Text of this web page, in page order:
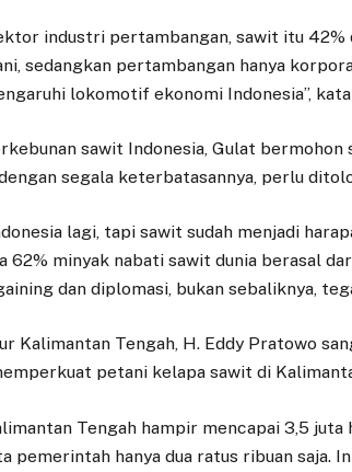
industri pertambangan, sawit itu 42%
sedangkan pertambangan hanya
lokomotif ekonomi Indonesia”,
sawit Indonesia, Gulat bermohon
segala keterbatasannya, perlu
lagi, tapi sawit sudah menjadi
62% minyak nabati sawit dunia berasal
dan diplomasi, bukan sebaliknya,
Kalimantan Tengah, H. Eddy Pratowo
petani kelapa sawit di
Tengah hampir mencapai 3,5
pemerintah hanya dua ratus ribuan saja.